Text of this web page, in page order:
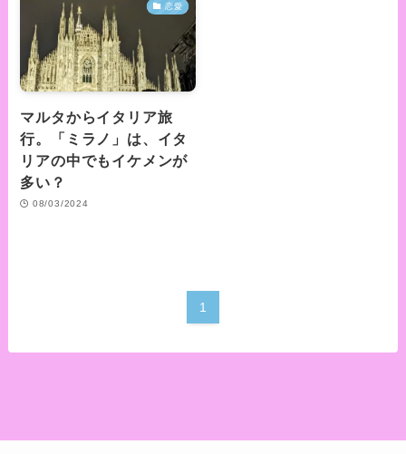
恋愛
マルタからイタリア旅
行。「ミラノ」は、イタ
リアの中でもイケメンが
多い？
08/03/2024
1